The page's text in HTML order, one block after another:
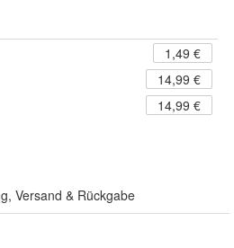
1,49 €
14,99 €
14,99 €
Versand & Rückgabe